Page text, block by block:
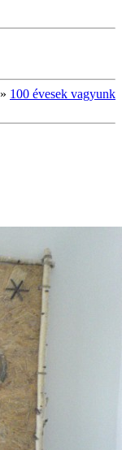
» 100 évesek vagyunk